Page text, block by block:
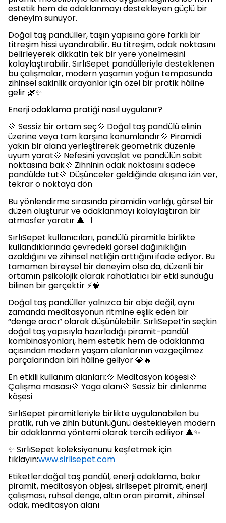
estetik hem de odaklanmayı destekleyen güçlü bir
deneyim sunuyor.
Doğal taş pandüller, taşın yapısına göre farklı bir
titreşim hissi uyandırabilir. Bu titreşim, odak noktasını
belirleyerek dikkatin tek bir yere yönelmesini
kolaylaştırabilir. SırlıSepet pandülleriyle desteklenen
bu çalışmalar, modern yaşamın yoğun temposunda
zihinsel sakinlik arayanlar için özel bir pratik hâline
gelir 🌿✨
Enerji odaklama pratiği nasıl uygulanır?
💠 Sessiz bir ortam seç💠 Doğal taş pandülü elinin
üzerine veya tam karşına konumlandır💠 Piramidi
yakın bir alana yerleştirerek geometrik düzenle
uyum yarat💠 Nefesini yavaşlat ve pandülün sabit
noktasına bak💠 Zihninin odak noktasını sadece
pandülde tut💠 Düşünceler geldiğinde akışına izin ver,
tekrar o noktaya dön
Bu yönlendirme sırasında piramidin varlığı, görsel bir
düzen oluşturur ve odaklanmayı kolaylaştıran bir
atmosfer yaratır 🔺📐
SırlıSepet kullanıcıları, pandülü piramitle birlikte
kullandıklarında çevredeki görsel dağınıklığın
azaldığını ve zihinsel netliğin arttığını ifade ediyor. Bu
tamamen bireysel bir deneyim olsa da, düzenli bir
ortamın psikolojik olarak rahatlatıcı bir etki sunduğu
bilinen bir gerçektir ⚡🧠
Doğal taş pandüller yalnızca bir obje değil, aynı
zamanda meditasyonun ritmine eşlik eden bir
“denge aracı” olarak düşünülebilir. SırlıSepet’in seçkin
doğal taş yapısıyla hazırladığı piramit-pandül
kombinasyonları, hem estetik hem de odaklanma
açısından modern yaşam alanlarının vazgeçilmez
parçalarından biri hâline geliyor 💎🔥
En etkili kullanım alanları:💠 Meditasyon köşesi💠
Çalışma masası💠 Yoga alanı💠 Sessiz bir dinlenme
köşesi
SırlıSepet piramitleriyle birlikte uygulanabilen bu
pratik, ruh ve zihin bütünlüğünü destekleyen modern
bir odaklanma yöntemi olarak tercih ediliyor 🔺✨
✨ SırlıSepet koleksiyonunu keşfetmek için
tıklayın:www.sirlisepet.com
Etiketler:doğal taş pandül, enerji odaklama, bakır
piramit, meditasyon objesi, sirlisepet piramit, enerji
çalışması, ruhsal denge, altın oran piramit, zihinsel
odak, meditasyon alanı